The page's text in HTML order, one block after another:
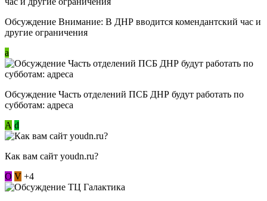
Обсуждение Внимание: В ДНР вводится комендантский час и
другие ограничения
a
Обсуждение Часть отделений ПСБ ДНР будут работать по
субботам: адреса
А d
Как вам сайт youdn.ru?
О V +4